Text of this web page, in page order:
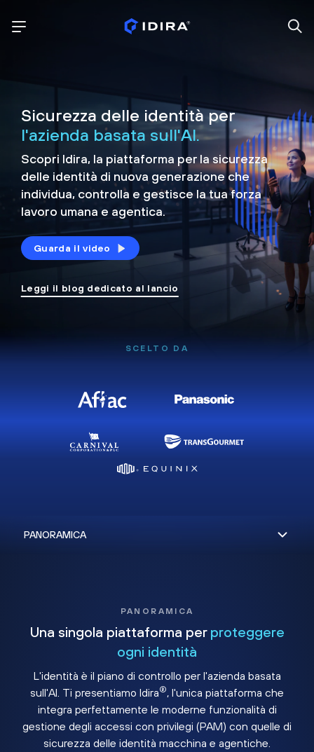
Sicurezza delle identità per
l'azienda basata sull'AI.
Scopri Idira, la piattaforma per la sicurezza
delle identità di nuova generazione che
individua, controlla e gestisce la tua forza
lavoro umana e agentica.
Guarda il video
Leggi il blog dedicato al lancio
SCELTO DA
PANORAMICA
Una singola piattaforma per proteggere
ogni identità
L'identità è il piano di controllo per l'azienda basata
sull'AI. Ti presentiamo Idira®, l'unica piattaforma che
integra perfettamente le moderne funzionalità di
gestione degli accessi con privilegi (PAM) con quelle di
sicurezza delle identità macchina e agentiche.